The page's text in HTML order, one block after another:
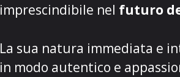
imprescindibile nel futuro
La sua natura immediata e
in modo autentico e